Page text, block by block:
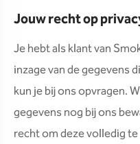
Jouw recht op
Je hebt als klant van
inzage van de gegevens
kun je bij ons opvragen.
gegevens nog bij ons
recht om deze volledig